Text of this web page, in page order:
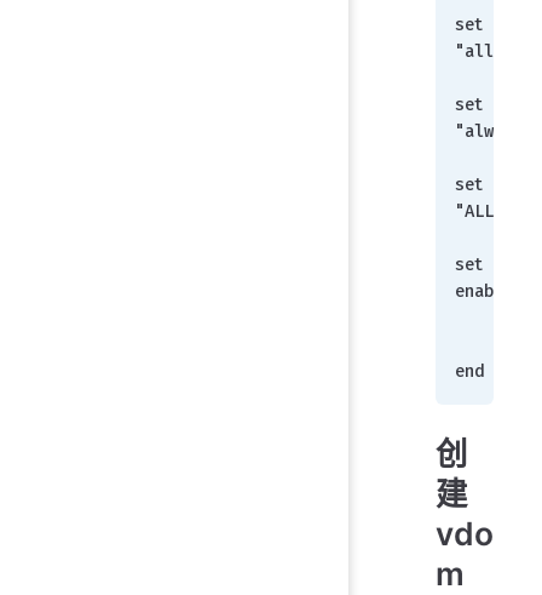
set
"all"
set
"always"
set
"ALL"
set nat
enable
end
创
建
vdo
m